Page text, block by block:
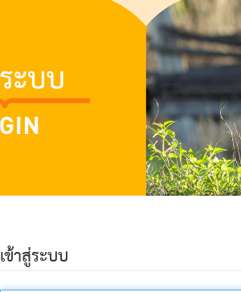
เข้าสู่ระบบ